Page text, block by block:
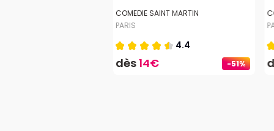
-51%
COMEDIE SAINT MARTIN
PARIS
4.4
dès14€